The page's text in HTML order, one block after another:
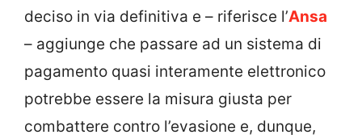
deciso in via definitiva e – riferisce l’Ansa
– aggiunge che passare ad un sistema di
pagamento quasi interamente elettronico
potrebbe essere la misura giusta per
combattere contro l’evasione e, dunque,